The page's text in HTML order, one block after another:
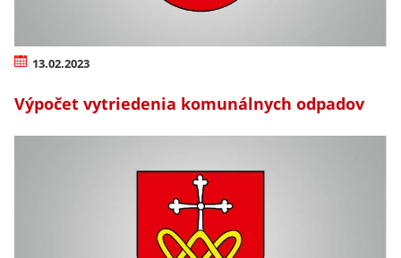
13.02.2023
Výpočet vytriedenia komunálnych odpadov